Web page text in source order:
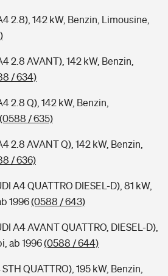
2.8), 142 kW, Benzin, Limousine,
2.8 AVANT), 142 kW, Benzin,
/ 634)
2.8 Q), 142 kW, Benzin,
(0588 / 635)
2.8 AVANT Q), 142 kW, Benzin,
/ 636)
A4 QUATTRO DIESEL-D), 81 kW,
1996(0588 / 643)
A4 AVANT QUATTRO, DIESEL-D),
ab 1996(0588 / 644)
QUATTRO), 195 kW, Benzin,